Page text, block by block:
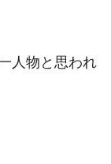
人物と思われ